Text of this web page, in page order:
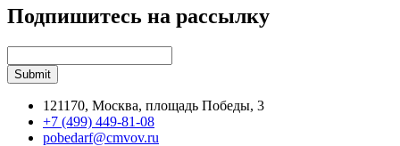
Подпишитесь на рассылку
121170, Москва, площадь Победы, 3
+7 (499) 449-81-08
pobedarf@cmvov.ru